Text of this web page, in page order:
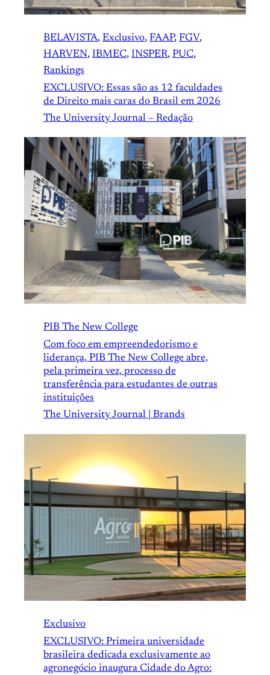
BELAVISTA, Exclusivo, FAAP, FGV
HARVEN, IBMEC, INSPER, PUC
Rankings
EXCLUSIVO: Essas são as 12 faculdades
de Direito mais caras do Brasil em 2026
The University Journal – Redação
PIB The New College
Com foco em empreendedorismo e
liderança, PIB The New College abre,
pela primeira vez, processo de
transferência para estudantes de outras
instituições
The University Journal | Brands
Exclusivo
EXCLUSIVO: Primeira universidade
brasileira dedicada exclusivamente ao
agronegócio inaugura Cidade do Agro: